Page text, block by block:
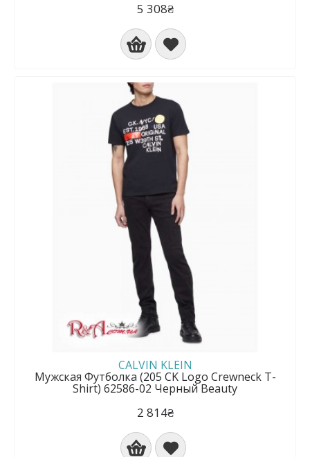
5 308₴
CALVIN KLEIN
Мужская Футболка (205 CK Logo Crewneck T-
Shirt) 62586-02 Черный Beauty
2 814₴